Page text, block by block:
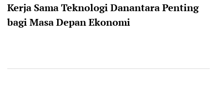
Kerja Sama Teknologi Danantara Penting
bagi Masa Depan Ekonomi